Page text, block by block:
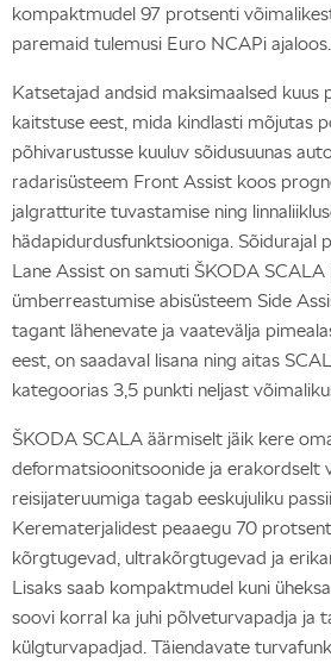
kompaktmudel 97 protsenti
paremaid tulemusi Euro NCAPi ajaloos.
Katsetajad andsid maksimaalsed kuus
kaitstuse eest, mida kindlasti mõjutas
põhivarustusse kuuluv sõidusuunas
radarisüsteem Front Assist koos
jalgratturite tuvastamise ning
hädapidurdusfunktsiooniga. Sõidurajal
Lane Assist on samuti ŠKODA SCALA
ümberreastumise abisüsteem Side
tagant lähenevate ja vaatevälja
eest, on saadaval lisana ning aitas
kategoorias 3,5 punkti neljast
ŠKODA SCALA äärmiselt jäik kere
deformatsioonitsoonide ja erakordselt
reisijateruumiga tagab eeskujuliku
Kerematerjalidest peaaegu 70
kõrgtugevad, ultrakõrgtugevad ja
Lisaks saab kompaktmudel kuni
soovi korral ka juhi põlveturvapadja ja
külgturvapadjad. Täiendavate